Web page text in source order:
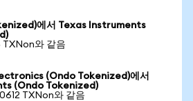
에서 Texas Instruments
TXNon와 같음
(Ondo Tokenized)에서
(Ondo Tokenized)
TXNon와 같음